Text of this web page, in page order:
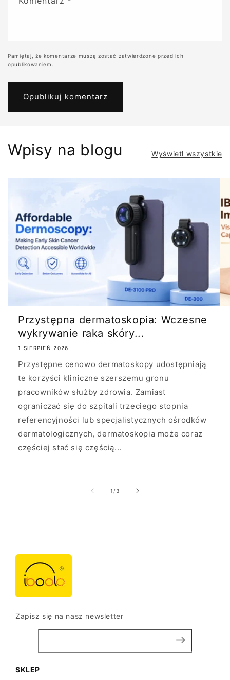
Pamiętaj, że komentarze muszą zostać zatwierdzone przed ich
opublikowaniem.
Wpisy na blogu Wyświetl wszystkie
Przystępna dermatoskopia: Wczesne
wykrywanie raka skóry...
1 SIERPIEŃ 2026
Przystępne cenowo dermatoskopy udostępniają
te korzyści kliniczne szerszemu gronu
pracowników służby zdrowia. Zamiast
ograniczać się do szpitali trzeciego stopnia
referencyjności lub specjalistycznych ośrodków
dermatologicznych, dermatoskopia może coraz
częściej stać się częścią...
1 /z3
Zapisz się na nasz newsletter
SKLEP